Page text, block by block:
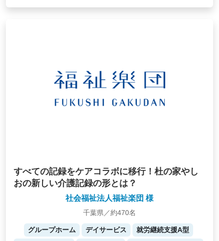
すべての記録をケアコラボに移行！杜の家やし
おの新しい介護記録の形とは？
社会福祉法人福祉楽団 様
千葉県／約470名
グループホーム デイサービス
就労継続支援A型